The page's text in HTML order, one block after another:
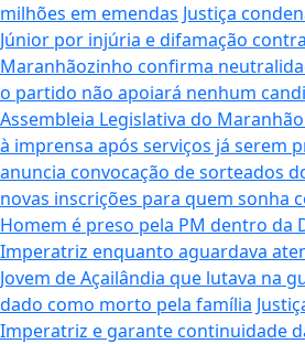
milhões em emendas Justiça
Júnior por injúria e difamação
Maranhãozinho confirma
o partido não apoiará nenhum
Assembleia Legislativa do
à imprensa após serviços já serem
anuncia convocação de sorteados
novas inscrições para quem sonha
Homem é preso pela PM dentro da
Imperatriz enquanto aguardava
Jovem de Açailândia que lutava na
dado como morto pela família
Imperatriz e garante continuidade